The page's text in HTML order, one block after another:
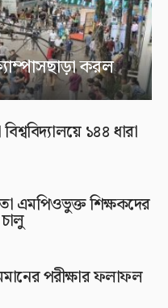
করল
১৪৪ ধারা
এমপিওভুক্ত শিক্ষকদের
পরীক্ষার ফলাফল